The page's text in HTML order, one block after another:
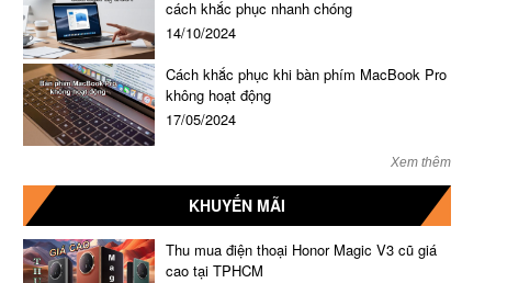
cách khắc phục nhanh chóng
14/10/2024
Cách khắc phục khi bàn phím MacBook Pro
không hoạt động
17/05/2024
Xem thêm
KHUYẾN MÃI
Thu mua điện thoại Honor Magic V3 cũ giá
cao tại TPHCM